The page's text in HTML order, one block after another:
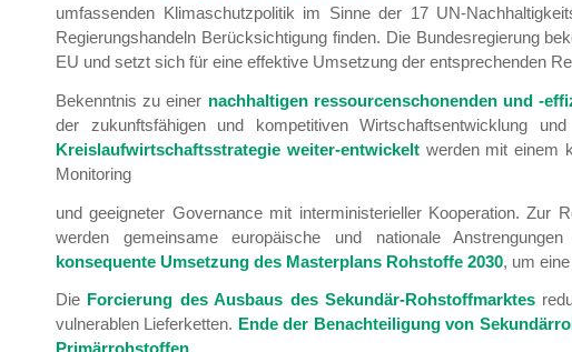
umfassenden Klimaschutzpolitik im Sinne der 17 UN-
Regierungshandeln Berücksichtigung finden. Die Bundesregierung
EU und setzt sich für eine effektive Umsetzung der entsprechenden
Bekenntnis zu einer nachhaltigen ressourcenschonenden und -
der zukunftsfähigen und kompetitiven Wirtschaftsentwicklung
Kreislaufwirtschaftsstrategie weiter-entwickeltwerden mit einem
Monitoring
und geeigneter Governance mit interministerieller Kooperation. Zur
werden gemeinsame europäische und nationale
konsequente Umsetzung des Masterplans Rohstoffe 2030, um
Die Forcierung des Ausbaus des Sekundär-Rohstoffmarktes
vulnerablen Lieferketten. Ende der Benachteiligung von